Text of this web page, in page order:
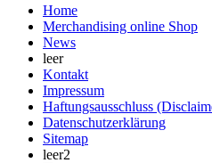
Home
Merchandising online Shop
News
leer
Kontakt
Impressum
Haftungsausschluss
Datenschutzerklärung
Sitemap
leer2